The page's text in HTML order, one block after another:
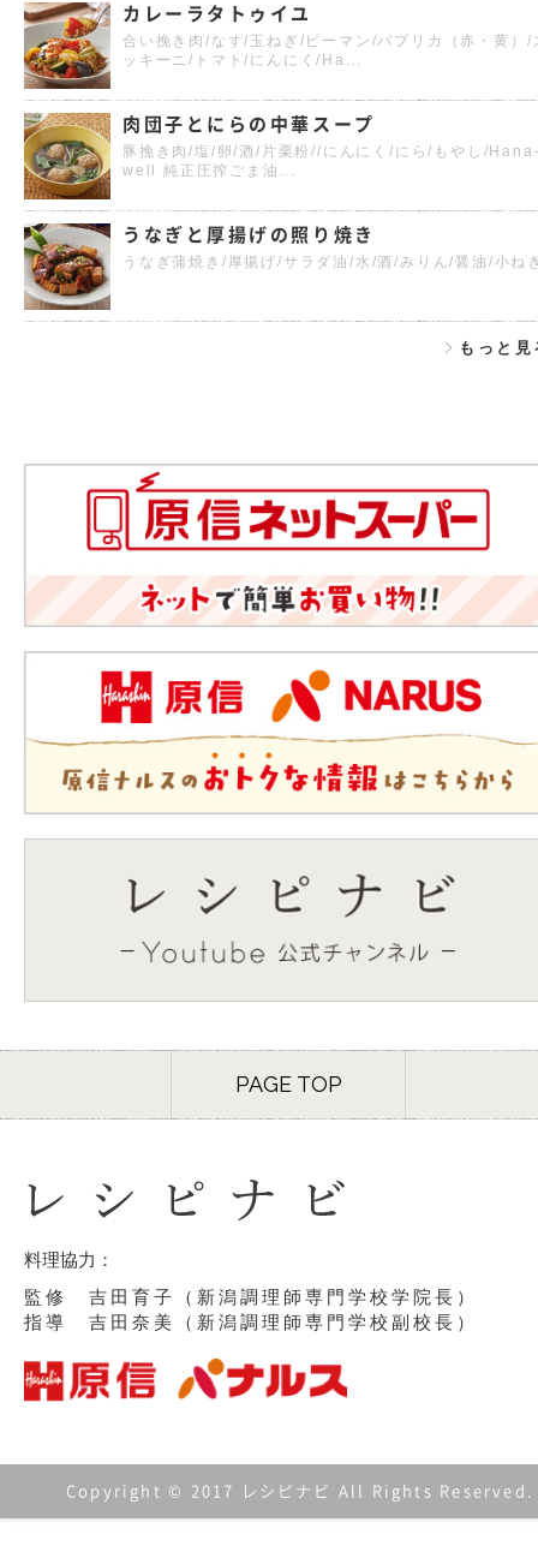
カレーラタトゥイユ
合い挽き肉/なす/玉ねぎ/ピーマン/パプリカ（赤・黄）/
ッキーニ/トマト/にんにく/Ha...
肉団子とにらの中華スープ
豚挽き肉/塩/卵/酒/片栗粉//にんにく/にら/もやし/
well 純正圧搾ごま油...
うなぎと厚揚げの照り焼き
うなぎ蒲焼き/厚揚げ/サラダ油/水/酒/みりん/醤油/小ね
もっと見
PAGE TOP
料理協力：
監修 吉田育子（新潟調理師専門学校学院長）
指導 吉田奈美（新潟調理師専門学校副校長）
Copyright © 2017 レシピナビ All Rights Reserved.